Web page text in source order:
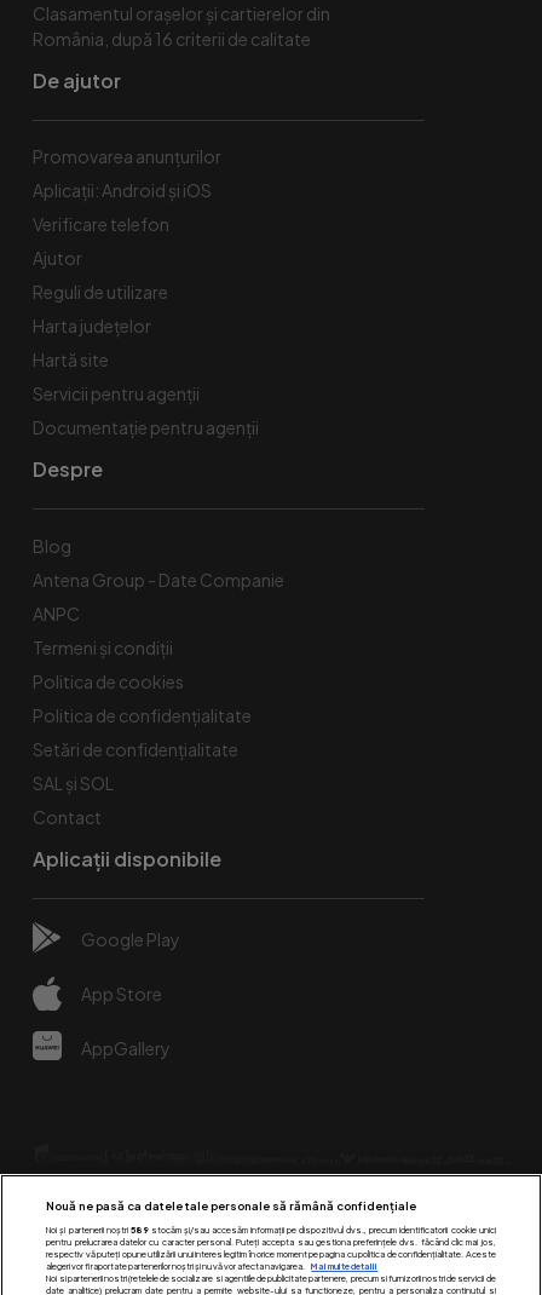
Clasamentul orașelor și cartierelor din
România, după 16 criterii de calitate
De ajutor
Promovarea anunțurilor
Aplicații: Android și iOS
Verificare telefon
Ajutor
Reguli de utilizare
Harta județelor
Hartă site
Servicii pentru agenții
Documentație pentru agenții
Despre
Blog
Antena Group - Date Companie
ANPC
Termeni și condiții
Politica de cookies
Politica de confidențialitate
Setări de confidențialitate
SAL și SOL
Contact
Aplicații disponibile
Google Play
App Store
AppGallery
Urmărește-ne pe:
Nouă ne pasă ca datele tale personale să rămână confidențiale
Noi și partenerii noștri 589stocăm și/sau accesăm informații pe dispozitivul dvs., precum identificatorii cookie unici
pentru prelucrarea datelor cu caracter personal. Puteți accepta sau gestiona preferințele dvs. făcând clic mai jos,
respectiv vă puteți opune utilizării unui interes legitim în orice moment pe pagina cu politica de confidențialitate. Aceste
alegeri vor fi raportate partenerilor noștri și nu vă vor afecta navigarea.
Mai multe detalii
Noi si partenerii nostri (retelele de socializare si agentiile de publicitate partenere, precum si furnizorii nostri de servicii de
date analitice) prelucram date pentru a permite website-ului sa functioneze, pentru a personaliza continutul si